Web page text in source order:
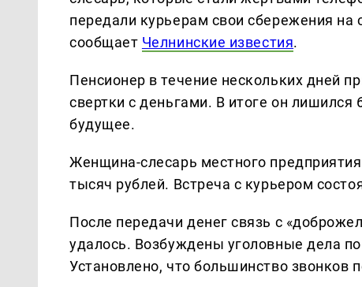
передали курьерам свои сбережения
сообщает Челнинские известия.
Пенсионер в течение нескольких дней
свертки с деньгами. В итоге он
будущее.
Женщина-слесарь местного
тысяч рублей. Встреча с курьером
После передачи денег связь с
удалось. Возбуждены уголовные дела
Установлено, что большинство звонков